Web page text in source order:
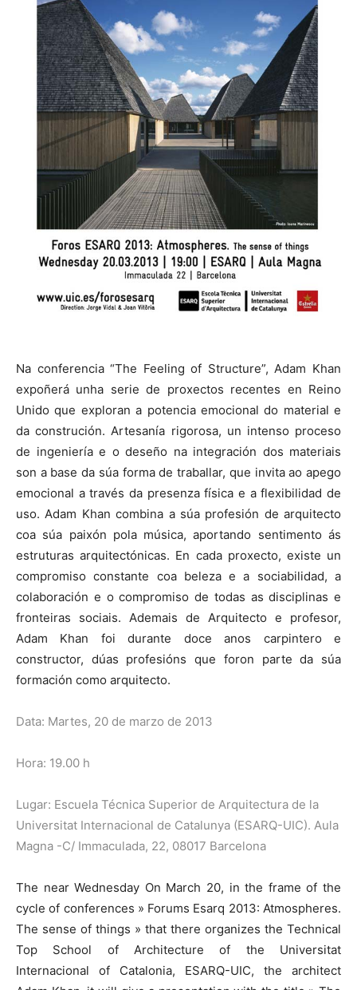
Na conferencia “The Feeling of Structure”, Adam Khan
expoñerá unha serie de proxectos recentes en Reino
Unido que exploran a potencia emocional do material e
da construción. Artesanía rigorosa, un intenso proceso
de ingeniería e o deseño na integración dos materiais
son a base da súa forma de traballar, que invita ao apego
emocional a través da presenza física e a flexibilidad de
uso. Adam Khan combina a súa profesión de arquitecto
coa súa paixón pola música, aportando sentimento ás
estruturas arquitectónicas. En cada proxecto, existe un
compromiso constante coa beleza e a sociabilidad, a
colaboración e o compromiso de todas as disciplinas e
fronteiras sociais. Ademais de Arquitecto e profesor,
Adam Khan foi durante doce anos carpintero e
constructor, dúas profesións que foron parte da súa
formación como arquitecto.
Data: Martes, 20 de marzo de 2013
Hora: 19.00 h
Lugar: Escuela Técnica Superior de Arquitectura de la
Universitat Internacional de Catalunya (ESARQ-UIC). Aula
Magna -C/ Immaculada, 22, 08017 Barcelona
The near Wednesday On March 20, in the frame of the
cycle of conferences » Forums Esarq 2013: Atmospheres.
The sense of things » that there organizes the Technical
Top School of Architecture of the Universitat
Internacional of Catalonia, ESARQ-UIC, the architect